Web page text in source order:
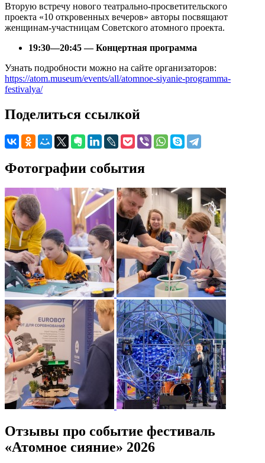
Вторую встречу нового театрально-просветительского
проекта «10 откровенных вечеров» авторы посвящают
женщинам-участницам Советского атомного проекта.
19:30—20:45 — Концертная программа
Узнать подробности можно на сайте организаторов:
https://atom.museum/events/all/atomnoe-siyanie-programma-
festivalya/
Поделиться ссылкой
Фотографии события
Отзывы про событие фестиваль
«Атомное сияние» 2026